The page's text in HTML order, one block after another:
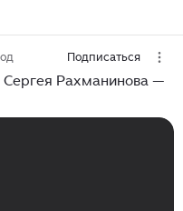
Подписаться
Сергея Рахманинова —